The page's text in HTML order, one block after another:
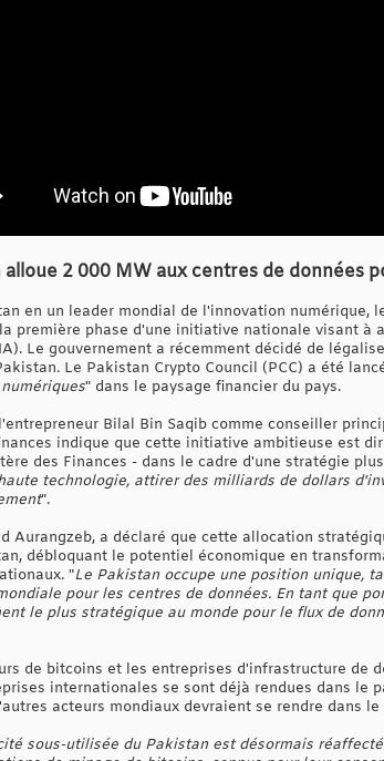
2 000 MW aux centres de données
en un leader mondial de l'innovation numérique,
première phase d'une initiative nationale visant à
Le gouvernement a récemment décidé de
Le Pakistan Crypto Council (PCC) a été
" dans le paysage financier du pays.
Bilal Bin Saqib comme conseiller
indique que cette initiative ambitieuse est
des Finances - dans le cadre d'une stratégie
technologie, attirer des milliards de dollars
".
Aurangzeb, a déclaré que cette allocation
débloquant le potentiel économique en
"Le Pakistan occupe une position unique,
pour les centres de données. En tant que
le plus stratégique au monde pour le flux de
de bitcoins et les entreprises d'infrastructure de
internationales se sont déjà rendues dans le
acteurs mondiaux devraient se rendre dans
sous-utilisée du Pakistan est désormais